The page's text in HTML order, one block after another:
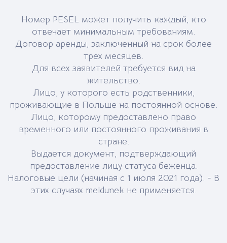
Номер PESEL может получить каждый, кто
отвечает минимальным требованиям.
Договор аренды, заключенный на срок более
трех месяцев.
Для всех заявителей требуется вид на
жительство.
Лицо, у которого есть родственники,
проживающие в Польше на постоянной основе.
Лицо, которому предоставлено право
временного или постоянного проживания в
стране.
Выдается документ, подтверждающий
предоставление лицу статуса беженца.
Налоговые цели (начиная с 1 июля 2021 года). - В
этих случаях meldunek не применяется.